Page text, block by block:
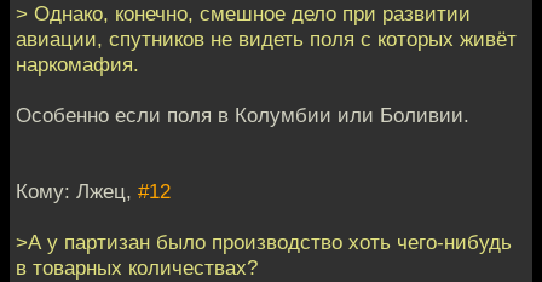
> Однако, конечно, смешное дело при развитии
авиации, спутников не видеть поля с которых живёт
наркомафия.
Особенно если поля в Колумбии или Боливии.
Кому: Лжец, #12
>А у партизан было производство хоть чего-нибудь
в товарных количествах?